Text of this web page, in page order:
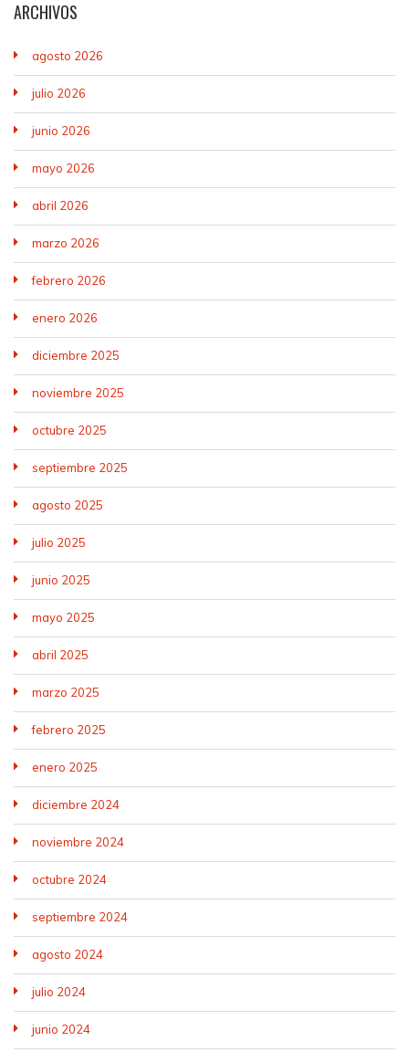
ARCHIVOS
agosto 2026
julio 2026
junio 2026
mayo 2026
abril 2026
marzo 2026
febrero 2026
enero 2026
diciembre 2025
noviembre 2025
octubre 2025
septiembre 2025
agosto 2025
julio 2025
junio 2025
mayo 2025
abril 2025
marzo 2025
febrero 2025
enero 2025
diciembre 2024
noviembre 2024
octubre 2024
septiembre 2024
agosto 2024
julio 2024
junio 2024